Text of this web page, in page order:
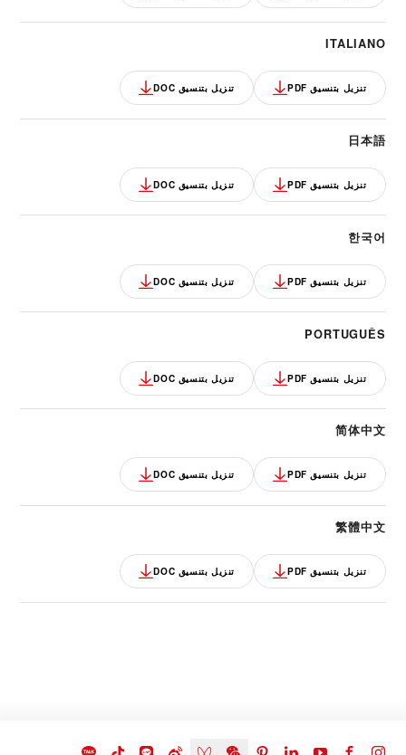
ITALIANO
تنزيل بتنسيق PDF تنزيل بتنسيق DOC
日本語
تنزيل بتنسيق PDF تنزيل بتنسيق DOC
한국어
تنزيل بتنسيق PDF تنزيل بتنسيق DOC
PORTUGUÊS
تنزيل بتنسيق PDF تنزيل بتنسيق DOC
简体中文
تنزيل بتنسيق PDF تنزيل بتنسيق DOC
繁體中文
تنزيل بتنسيق PDF تنزيل بتنسيق DOC